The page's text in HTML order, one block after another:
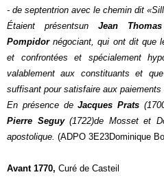
- de septentrion avec le chemin dit
Étaient présentsun Jean Thomas
Pompidornégociant, qui ont dit que
et confrontées et spécialement
valablement aux constituants et
suffisant pour satisfaire aux paiements
En présence deJacques Prats
Pierre Seguy(1722)de Mosset et
apostolique. (ADPO 3E23Dominique
Avant 1770, Curé de Casteil